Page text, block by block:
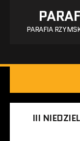
PARAFIA
III